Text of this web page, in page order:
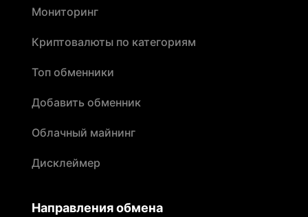
Мониторинг
Криптовалюты по категориям
Топ обменники
Добавить обменник
Облачный майнинг
Дисклеймер
Направления обмена